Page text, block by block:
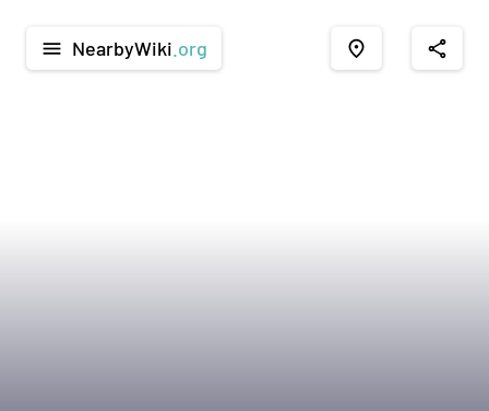
menu NearbyWiki .org place share